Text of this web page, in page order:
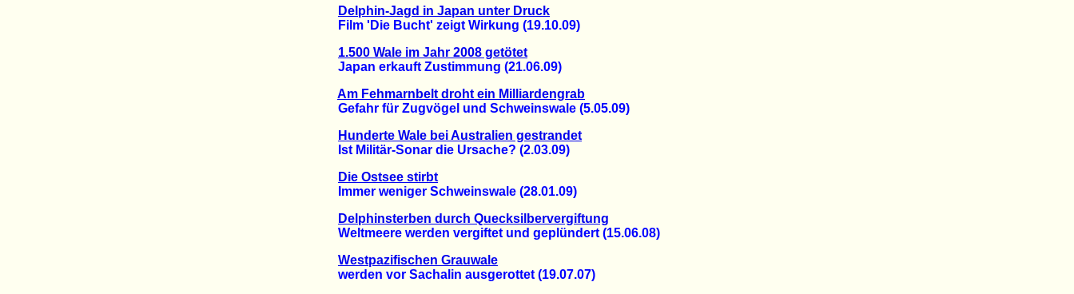
Delphin-Jagd in Japan unter Druck
Film 'Die Bucht' zeigt Wirkung (19.10.09)
1.500 Wale im Jahr 2008 getötet
Japan erkauft Zustimmung (21.06.09)
Am Fehmarnbelt droht ein Milliardengrab
Gefahr für Zugvögel und Schweinswale (5.05.09)
Hunderte Wale bei Australien gestrandet
Ist Militär-Sonar die Ursache? (2.03.09)
Die Ostsee stirbt
Immer weniger Schweinswale (28.01.09)
Delphinsterben durch Quecksilbervergiftung
Weltmeere werden vergiftet und geplündert (15.06.08)
Westpazifischen Grauwale
werden vor Sachalin ausgerottet (19.07.07)